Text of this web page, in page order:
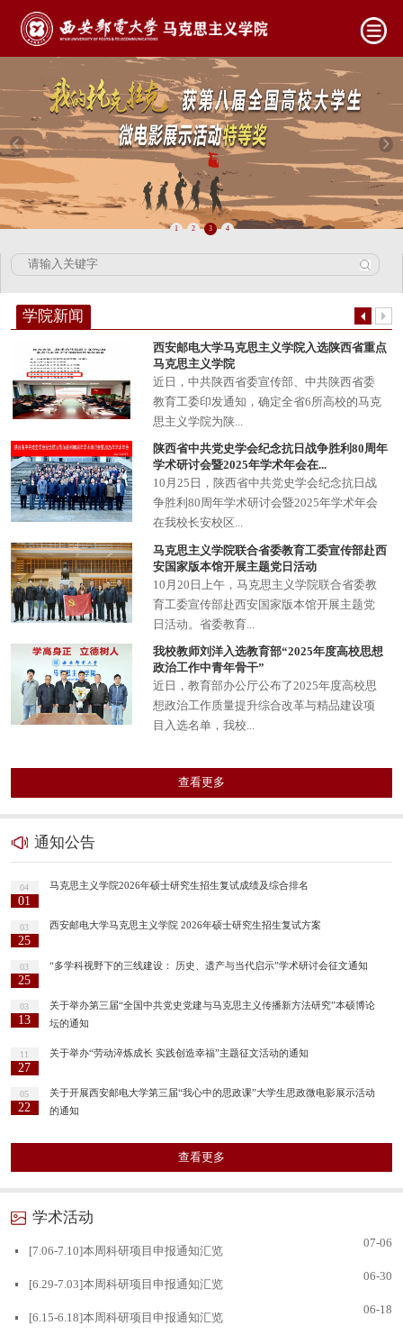
1 2 3 4
学院新闻
西安邮电大学马克思主义学院入选陕西省重点
马克思主义学院
​近日，中共陕西省委宣传部、中共陕西省委
教育工委印发通知，确定全省6所高校的马克
思主义学院为陕...
陕西省中共党史学会纪念抗日战争胜利80周年
学术研讨会暨2025年学术年会在...
​10月25日，陕西省中共党史学会纪念抗日战
争胜利80周年学术研讨会暨2025年学术年会
在我校长安校区...
马克思主义学院联合省委教育工委宣传部赴西
安国家版本馆开展主题党日活动
10月20日上午，马克思主义学院联合省委教
育工委宣传部赴西安国家版本馆开展主题党
日活动。省委教育...
我校教师刘洋入选教育部“2025年度高校思想
政治工作中青年骨干”
近日，教育部办公厅公布了2025年度高校思
想政治工作质量提升综合改革与精品建设项
目入选名单，我校...
查看更多
通知公告
04
01
马克思主义学院2026年硕士研究生招生复试成绩及综合排名
03
25
西安邮电大学马克思主义学院 2026年硕士研究生招生复试方案
03
25
“多学科视野下的三线建设： 历史、遗产与当代启示”学术研讨会征文通知
03
13
关于举办第三届“全国中共党史党建与马克思主义传播新方法研究”本硕博论
坛的通知
11
27
关于举办“劳动淬炼成长 实践创造幸福”主题征文活动的通知
05
22
关于开展西安邮电大学第三届“我心中的思政课”大学生思政微电影展示活动
的通知
查看更多
学术活动
[7.06-7.10]本周科研项目申报通知汇览
07-06
[6.29-7.03]本周科研项目申报通知汇览
06-30
[6.15-6.18]本周科研项目申报通知汇览
06-18